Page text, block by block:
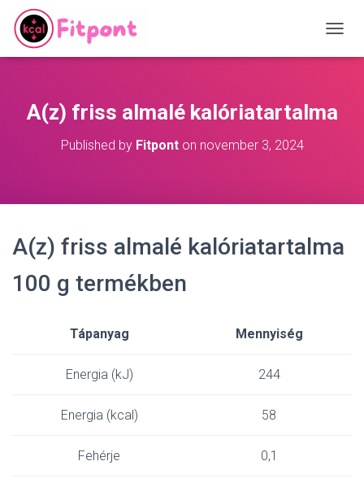
O
E
I
O
A(z) friss almalé kalóriatartalma
Published by Fitponton november 3, 2024
A(z) friss almalé kalóriatartalma
100 g termékben
Tápanyag Mennyiség
Energia (kJ) 244
Energia (kcal) 58
Fehérje 0,1